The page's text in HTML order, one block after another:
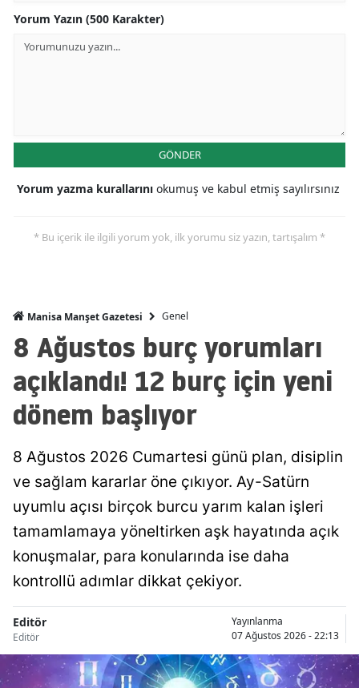
Yorum Yazın (500 Karakter)
GÖNDER
Yorum yazma kurallarını okumuş ve kabul etmiş sayılırsınız
* Bu içerik ile ilgili yorum yok, ilk yorumu siz yazın, tartışalım *
Manisa Manşet Gazetesi Genel
8 Ağustos burç yorumları
açıklandı! 12 burç için yeni
dönem başlıyor
8 Ağustos 2026 Cumartesi günü plan, disiplin
ve sağlam kararlar öne çıkıyor. Ay-Satürn
uyumlu açısı birçok burcu yarım kalan işleri
tamamlamaya yöneltirken aşk hayatında açık
konuşmalar, para konularında ise daha
kontrollü adımlar dikkat çekiyor.
Editör
Editör
Yayınlanma
07 Ağustos 2026 - 22:13